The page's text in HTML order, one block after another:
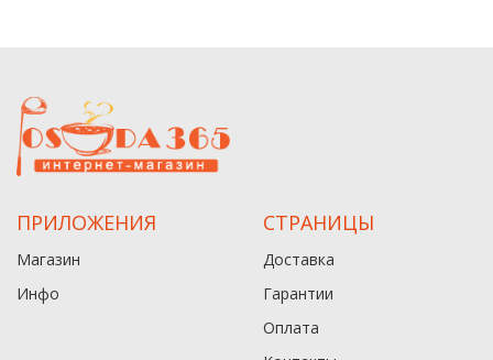
ПРИЛОЖЕНИЯ
Магазин
Инфо
СТРАНИЦЫ
Доставка
Гарантии
Оплата